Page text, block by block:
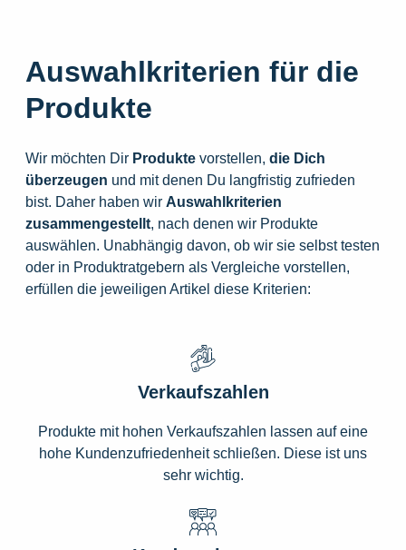
Auswahlkriterien für die
Produkte
Wir möchten Dir Produkte vorstellen, die Dich
überzeugen und mit denen Du langfristig zufrieden
bist. Daher haben wir Auswahlkriterien
zusammengestellt, nach denen wir Produkte
auswählen. Unabhängig davon, ob wir sie selbst testen
oder in Produktratgebern als Vergleiche vorstellen,
erfüllen die jeweiligen Artikel diese Kriterien:
Verkaufszahlen
Produkte mit hohen Verkaufszahlen lassen auf eine
hohe Kundenzufriedenheit schließen. Diese ist uns
sehr wichtig.